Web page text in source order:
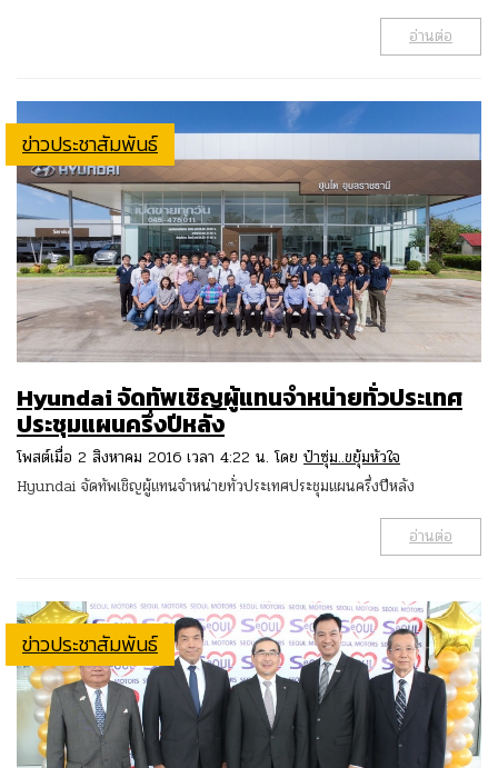
อ่านต่อ
ข่าวประชาสัมพันธ์
Hyundai จัดทัพเชิญผู้แทนจำหน่ายทั่วประเทศ
ประชุมแผนครึ่งปีหลัง
โพสต์เมื่อ 2 สิงหาคม 2016 เวลา 4:22 น. โดย ป๋าซุ่ม..ขยุ้มหัวใจ
Hyundai จัดทัพเชิญผู้แทนจำหน่ายทั่วประเทศประชุมแผนครึ่งปีหลัง
อ่านต่อ
ข่าวประชาสัมพันธ์